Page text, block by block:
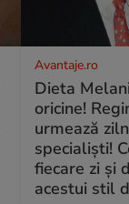
Avantaje.ro
Dieta
oricine!
urmează
specialiști!
fiecare zi și
acestui stil